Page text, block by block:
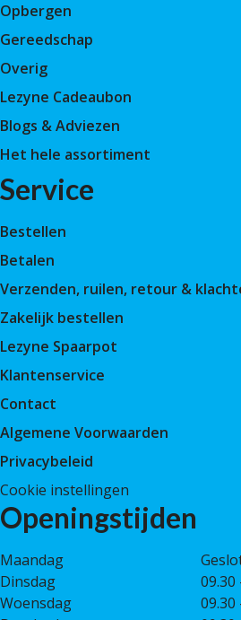
Opbergen
Gereedschap
Overig
Lezyne Cadeaubon
Blogs & Adviezen
Het hele assortiment
Service
Bestellen
Betalen
Verzenden, ruilen, retour &
Zakelijk bestellen
Lezyne Spaarpot
Klantenservice
Contact
Algemene Voorwaarden
Privacybeleid
Cookie instellingen
Openingstijden
Maandag
Dinsdag
09.30
Woensdag
09.30